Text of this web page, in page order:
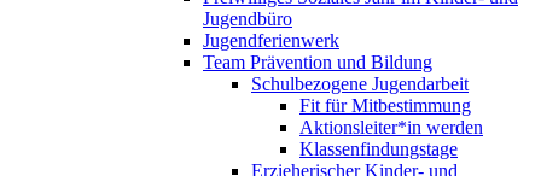
Jugendbüro
Jugendferienwerk
Team Prävention und Bildung
Schulbezogene Jugendarbeit
Fit für Mitbestimmung
Aktionsleiter*in werden
Klassenfindungstage
Erzieherischer Kinder- und